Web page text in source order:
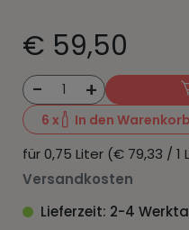
€ 59,50
- 1 +
6 x In den Warenkorb
für 0,75 Liter (€ 79,33 / 1
Versandkosten
Lieferzeit: 2-4